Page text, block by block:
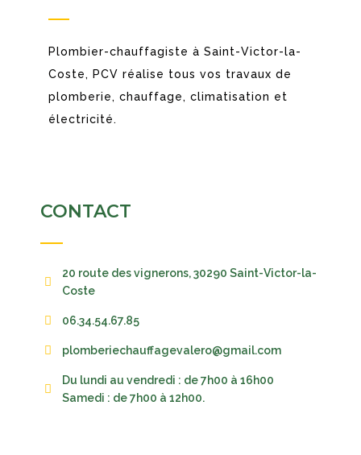
Plombier-chauffagiste à Saint-Victor-la-
Coste, PCV réalise tous vos travaux de
plomberie, chauffage, climatisation et
électricité.
CONTACT
20 route des vignerons, 30290 Saint-Victor-la-
Coste
06.34.54.67.85
plomberiechauffagevalero@gmail.com
Du lundi au vendredi : de 7h00 à 16h00
Samedi : de 7h00 à 12h00.